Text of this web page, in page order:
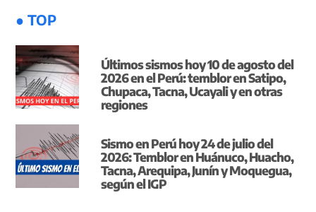
● TOP
Últimos sismos hoy 10 de agosto del
2026 en el Perú: temblor en Satipo,
Chupaca, Tacna, Ucayali y en otras
regiones
Sismo en Perú hoy 24 de julio del
2026: Temblor en Huánuco, Huacho,
Tacna, Arequipa, Junín y Moquegua,
según el IGP